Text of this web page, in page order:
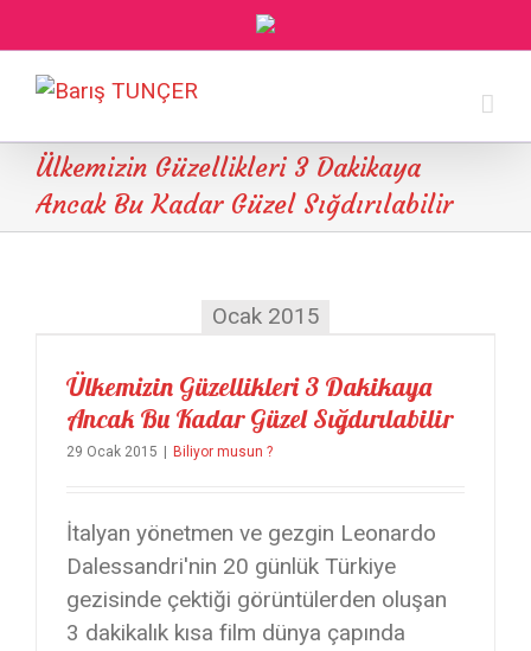
Ülkemizin Güzellikleri 3 Dakikaya
Ancak Bu Kadar Güzel Sığdırılabilir
Ocak 2015
Ülkemizin Güzellikleri 3 Dakikaya
Ancak Bu Kadar Güzel Sığdırılabilir
29 Ocak 2015 Biliyor musun ?
İtalyan yönetmen ve gezgin Leonardo
Dalessandri'nin 20 günlük Türkiye
gezisinde çektiği görüntülerden oluşan
3 dakikalık kısa film dünya çapında